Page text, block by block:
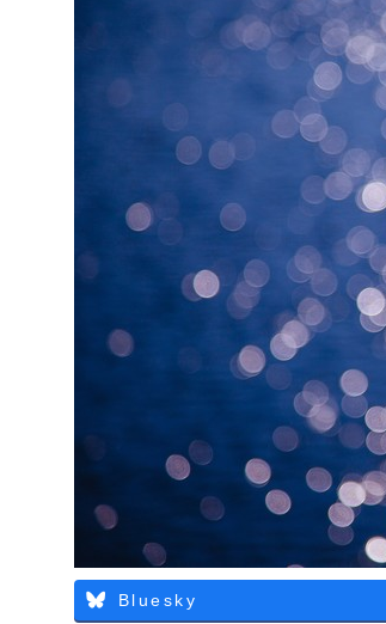
Bluesky